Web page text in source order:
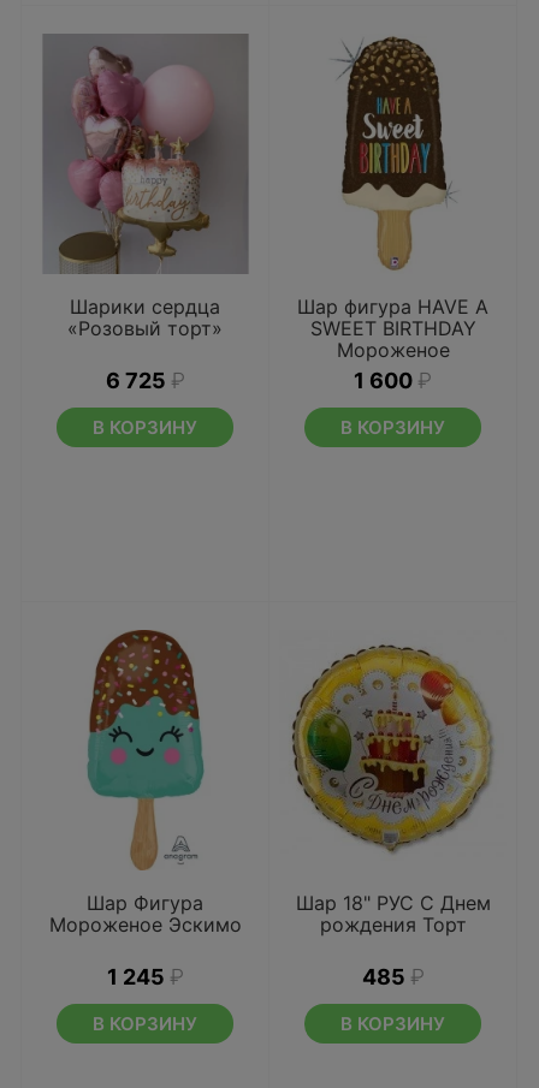
Шарики сердца
«Розовый торт»
6 725 ₽
В КОРЗИНУ
Шар фигура HAVE A
SWEET BIRTHDAY
Мороженое
1 600 ₽
В КОРЗИНУ
Шар Фигура
Мороженое Эскимо
1 245 ₽
В КОРЗИНУ
Шар 18" РУС C Днем
рождения Торт
485 ₽
В КОРЗИНУ